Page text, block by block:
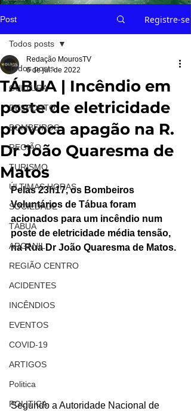
Post Registre-se
Todos posts
CULTURA
DESPORTO
BOMBEIROS
REGIÃO
TURISMO
ÚLTIMAS HORAS
SOCIEDADE
TÁBUA
ARGANIL
REGIÃO CENTRO
ACIDENTES
INCÊNDIOS
EVENTOS
COVID-19
ARTIGOS
Politica
POLITICA
Todos posts
TÁBUA | Incêndio em
poste de eletricidade
provoca apagão na R.
Dr João Quaresma de
Matos
Redação MourosTV
6 de jul. de 2022
Pelas 23h17, os Bombeiros
Voluntários de Tábua foram
acionados para um incêndio num
poste de eletricidade média tensão,
na Rua Dr João Quaresma de Matos.
Segundo a Autoridade Nacional de